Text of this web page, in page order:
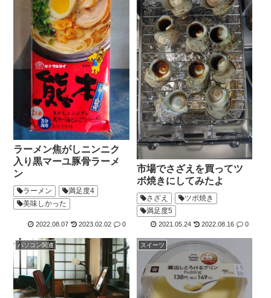
ラーメン焦がしニンニク
入り黒マーユ豚骨ラーメ
ン
ラーメン
満足度4
美味しかった
2022.08.07 2023.02.02 0
市場でさざえを買ってツ
ボ焼きにしてみたよ
さざえ
ツボ焼き
満足度5
2021.05.24 2022.08.16 0
パソコン関連 スイーツ